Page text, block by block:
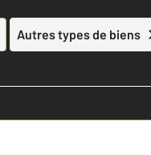
Autres types de biens